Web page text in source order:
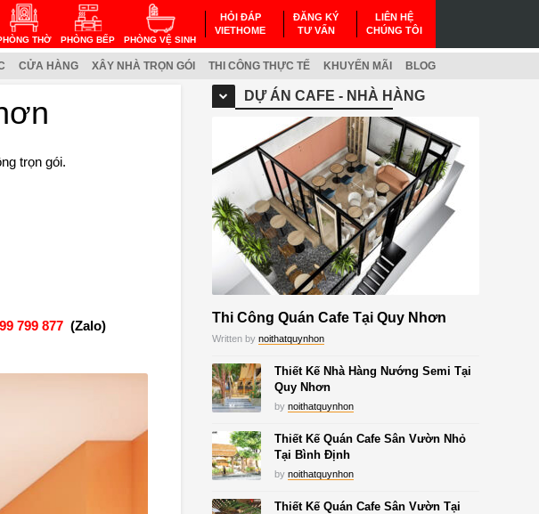
THỜ PHÒNG BẾP PHÒNG VỆ SINH
HỎI ĐÁP
VIETHOME
ĐĂNG KÝ
TƯ VẤN
LIÊN HỆ
CHÚNG TÔI
CỬA HÀNG XÂY NHÀ TRỌN GÓI THI CÔNG THỰC TẾ KHUYẾN MÃI BLOG
trọn gói.
799 877 (Zalo)
DỰ ÁN CAFE - NHÀ HÀNG
Thi Công Quán Cafe Tại Quy Nhơn
Written by noithatquynhon
Thiết Kế Nhà Hàng Nướng Semi Tại
Quy Nhơn
by noithatquynhon
Thiết Kế Quán Cafe Sân Vườn Nhỏ
Tại Bình Định
by noithatquynhon
Thiết Kế Quán Cafe Sân Vườn Tại